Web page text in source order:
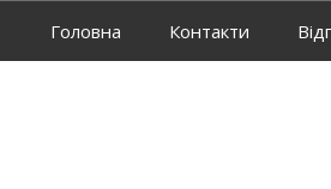
Головна Контакти